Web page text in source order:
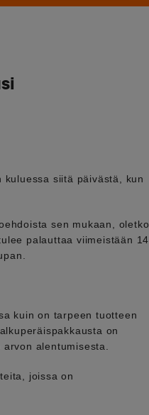
siitä päivästä, kun
sen mukaan, oletko
palauttaa viimeistään 14
kuin on tarpeen tuotteen
on
alentumisesta.
joissa on